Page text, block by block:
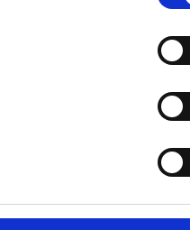
- Netværk og uformel